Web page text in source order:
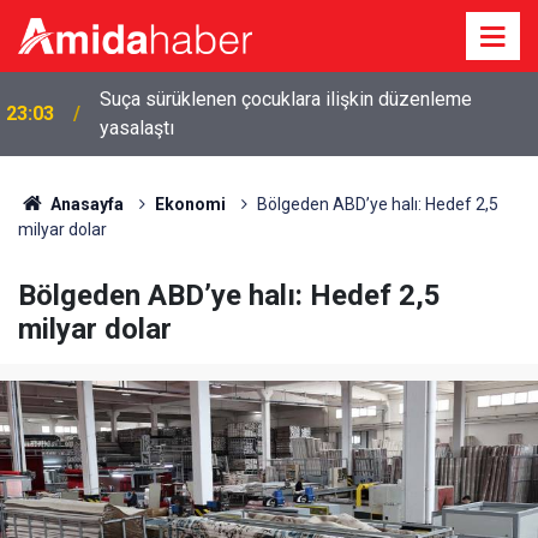
23:03
Suça sürüklenen çocuklara ilişkin düzenleme
yasalaştı
Anasayfa Ekonomi
Bölgeden ABD’ye halı: Hedef 2,5
milyar dolar
Bölgeden ABD’ye halı: Hedef 2,5
milyar dolar